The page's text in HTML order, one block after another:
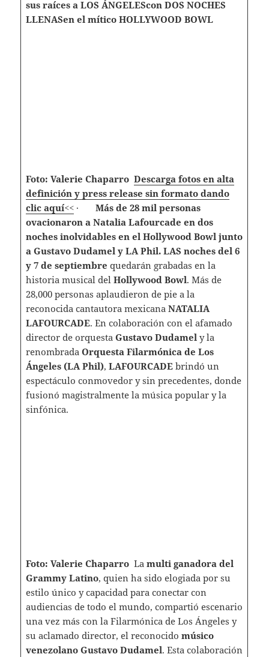
sus raíces a LOS ÁNGELEScon DOS NOCHES
LLENASen el mítico HOLLYWOOD BOWL
Foto: Valerie Chaparro Descarga fotos en alta
definición y press release sin formato dando
clic aquí<<· Más de 28 mil personas
ovacionaron a Natalia Lafourcade en dos
noches inolvidables en el Hollywood Bowl junto
a Gustavo Dudamel y LA Phil. LAS noches del 6
y 7 de septiembre quedarán grabadas en la
historia musical del Hollywood Bowl. Más de
28,000 personas aplaudieron de pie a la
reconocida cantautora mexicana NATALIA
LAFOURCADE. En colaboración con el afamado
director de orquesta Gustavo Dudamely la
renombrada Orquesta Filarmónica de Los
Ángeles (LA Phil), LAFOURCADEbrindó un
espectáculo conmovedor y sin precedentes, donde
fusionó magistralmente la música popular y la
sinfónica.
Foto: Valerie ChaparroLa multi ganadora del
Grammy Latino, quien ha sido elogiada por su
estilo único y capacidad para conectar con
audiencias de todo el mundo, compartió escenario
una vez más con la Filarmónica de Los Ángeles y
su aclamado director, el reconocido músico
venezolano Gustavo Dudamel. Esta colaboración